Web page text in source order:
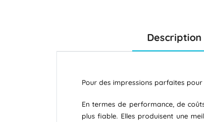
Description
Pour des impressions parfaites
En termes de performance, de
plus fiable. Elles produisent une